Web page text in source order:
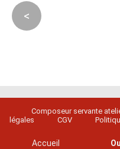
<
Composeur servante
légales
CGV
Accueil